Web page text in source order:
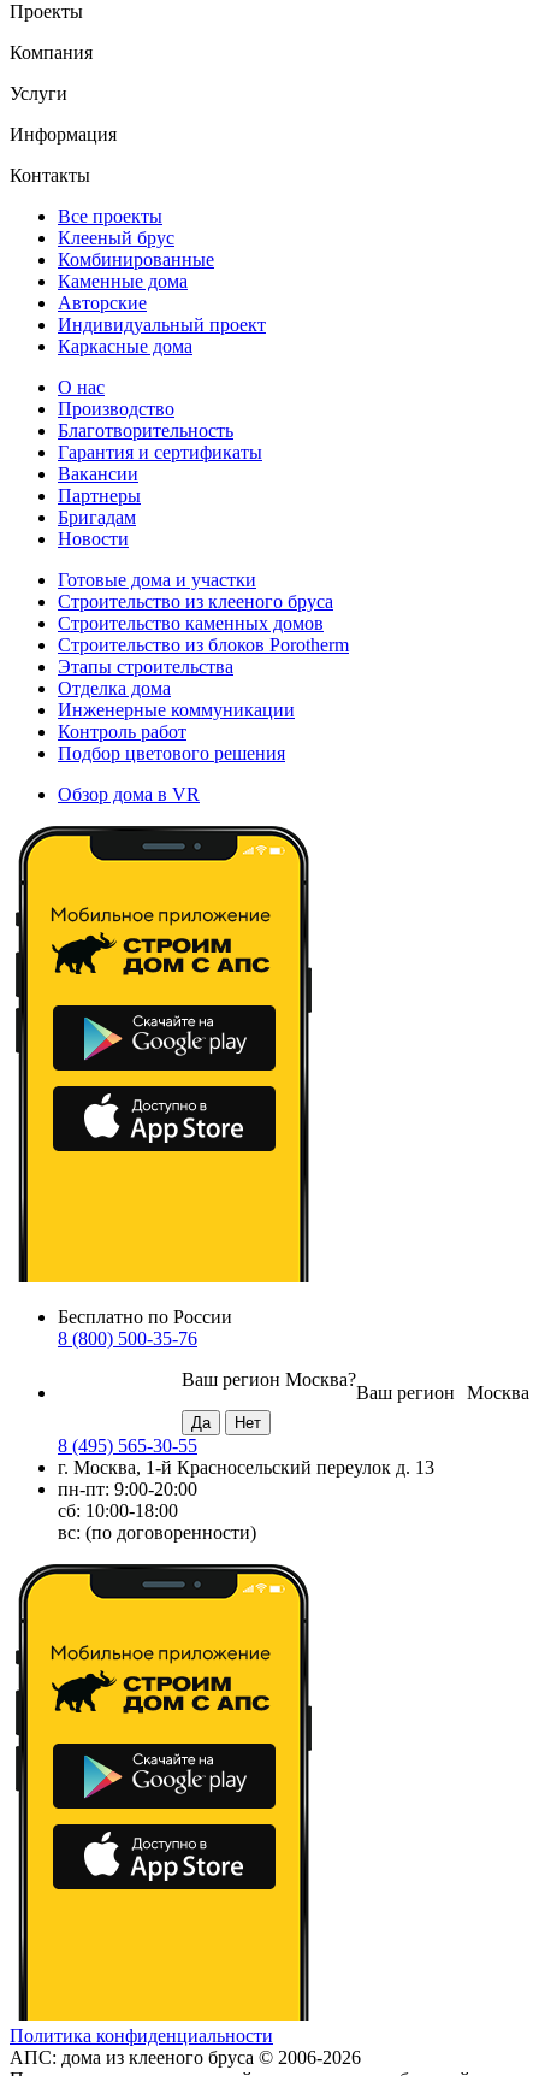
Проекты
Компания
Услуги
Информация
Контакты
Все проекты
Клееный брус
Комбинированные
Каменные дома
Авторские
Индивидуальный проект
Каркасные дома
О нас
Производство
Благотворительность
Гарантия и сертификаты
Вакансии
Партнеры
Бригадам
Новости
Готовые дома и участки
Строительство из клееного бруса
Строительство каменных домов
Строительство из блоков Porotherm
Этапы строительства
Отделка дома
Инженерные коммуникации
Контроль работ
Подбор цветового решения
Обзор дома в VR
Бесплатно по России
8 (800) 500-35-76
Москва
Ваш регион
Ваш регион Москва?
8 (495) 565-30-55
г. Москва, 1-й Красносельский переулок д. 13
пн-пт: 9:00-20:00
сб: 10:00-18:00
вс: (по договоренности)
Политика конфиденциальности
АПС: дома из клееного бруса © 2006-2026